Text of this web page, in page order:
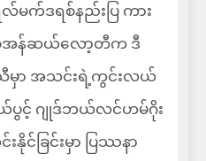
လ်မက်ဒရစ်နည်းပြ ကား
န်ဆယ်လော့တီက ဒီ
မှာ အသင်းရဲ့ကွင်းလယ်
ပွင့် ဂျုဒ်ဘယ်လင်ဟမ်ဂိုး
းနိုင်ခြင်းမှာ ပြဿနာ